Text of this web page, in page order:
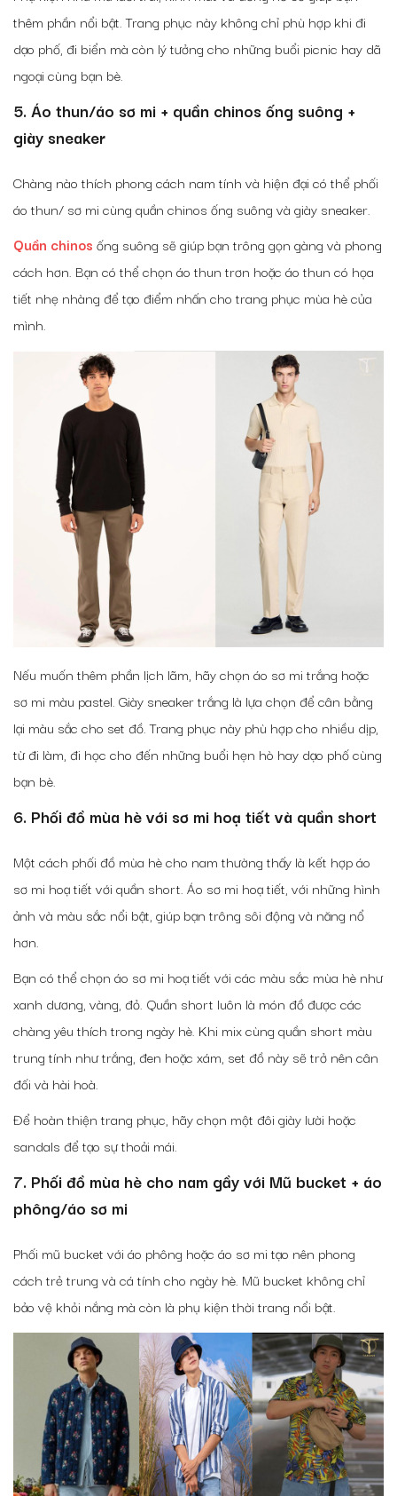
thêm phần nổi bật. Trang phục này không chỉ phù hợp khi đi
dạo phố, đi biển mà còn lý tưởng cho những buổi picnic hay dã
ngoại cùng bạn bè.
5. Áo thun/áo sơ mi + quần chinos ống suông +
giày sneaker
Chàng nào thích phong cách nam tính và hiện đại có thể phối
áo thun/ sơ mi cùng quần chinos ống suông và giày sneaker.
Quần chinos ống suông sẽ giúp bạn trông gọn gàng và phong
cách hơn. Bạn có thể chọn áo thun trơn hoặc áo thun có họa
tiết nhẹ nhàng để tạo điểm nhấn cho trang phục mùa hè của
mình.
Nếu muốn thêm phần lịch lãm, hãy chọn áo sơ mi trắng hoặc
sơ mi màu pastel. Giày sneaker trắng là lựa chọn để cân bằng
lại màu sắc cho set đồ. Trang phục này phù hợp cho nhiều dịp,
từ đi làm, đi học cho đến những buổi hẹn hò hay dạo phố cùng
bạn bè.
6. Phối đồ mùa hè với sơ mi hoạ tiết và quần short
Một cách phối đồ mùa hè cho nam thường thấy là kết hợp áo
sơ mi hoạ tiết với quần short. Áo sơ mi hoạ tiết, với những hình
ảnh và màu sắc nổi bật, giúp bạn trông sôi động và năng nổ
hơn.
Bạn có thể chọn áo sơ mi hoạ tiết với các màu sắc mùa hè như
xanh dương, vàng, đỏ. Quần short luôn là món đồ được các
chàng yêu thích trong ngày hè. Khi mix cùng quần short màu
trung tính như trắng, đen hoặc xám, set đồ này sẽ trở nên cân
đối và hài hoà.
Để hoàn thiện trang phục, hãy chọn một đôi giày lười hoặc
sandals để tạo sự thoải mái.
7. Phối đồ mùa hè cho nam gầy với Mũ bucket + áo
phông/áo sơ mi
Phối mũ bucket với áo phông hoặc áo sơ mi tạo nên phong
cách trẻ trung và cá tính cho ngày hè. Mũ bucket không chỉ
bảo vệ khỏi nắng mà còn là phụ kiện thời trang nổi bật.